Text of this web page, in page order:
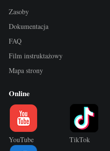
Zasoby
Dokumentacja
FAQ
Film instruktażowy
Mapa strony
Online
YouTube TikTok